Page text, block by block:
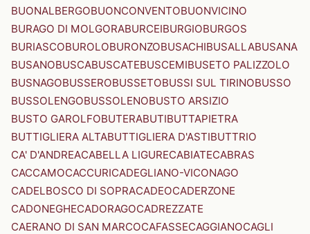
BUONALBERGOBUONCONVENTOBUONVICINO
BURAGO DI MOLGORABURCEIBURGIOBURGOS
BURIASCOBUROLOBURONZOBUSACHIBUSALLABUSANA
BUSANOBUSCABUSCATEBUSCEMIBUSETO PALIZZOLO
BUSNAGOBUSSEROBUSSETOBUSSI SUL TIRINOBUSSO
BUSSOLENGOBUSSOLENOBUSTO ARSIZIO
BUSTO GAROLFOBUTERABUTIBUTTAPIETRA
BUTTIGLIERA ALTABUTTIGLIERA D'ASTIBUTTRIO
CA' D'ANDREACABELLA LIGURECABIATECABRAS
CACCAMOCACCURICADEGLIANO-VICONAGO
CADELBOSCO DI SOPRACADEOCADERZONE
CADONEGHECADORAGOCADREZZATE
CAERANO DI SAN MARCOCAFASSECAGGIANOCAGLI